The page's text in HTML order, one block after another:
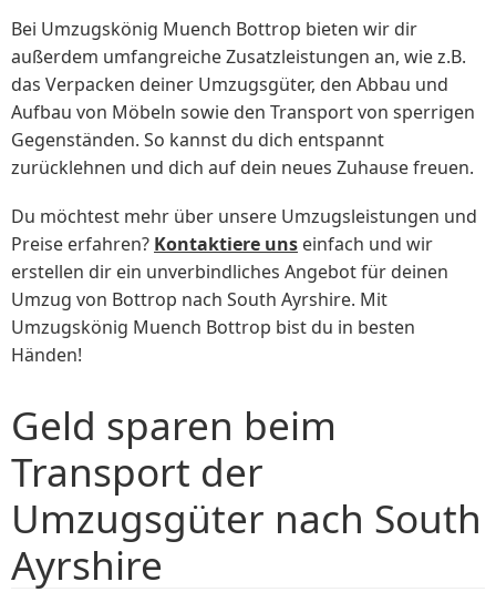
Bei Umzugskönig Muench Bottrop bieten wir dir
außerdem umfangreiche Zusatzleistungen an, wie z.B.
das Verpacken deiner Umzugsgüter, den Abbau und
Aufbau von Möbeln sowie den Transport von sperrigen
Gegenständen. So kannst du dich entspannt
zurücklehnen und dich auf dein neues Zuhause freuen.
Du möchtest mehr über unsere Umzugsleistungen und
Preise erfahren? Kontaktiere uns einfach und wir
erstellen dir ein unverbindliches Angebot für deinen
Umzug von Bottrop nach South Ayrshire. Mit
Umzugskönig Muench Bottrop bist du in besten
Händen!
Geld sparen beim
Transport der
Umzugsgüter nach South
Ayrshire